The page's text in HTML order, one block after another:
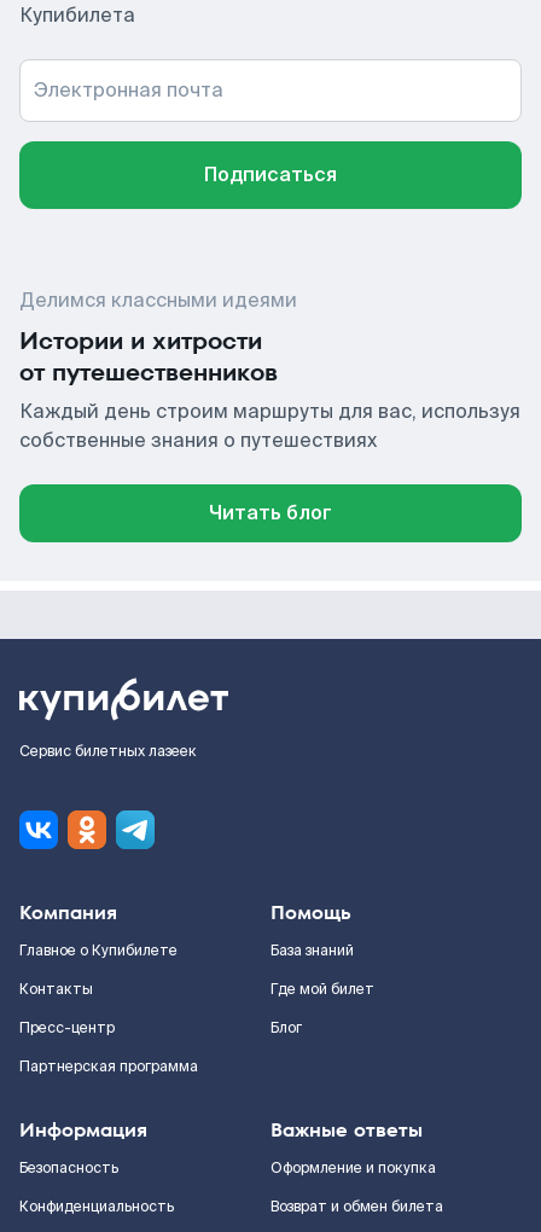
Купибилета
Электронная почта
Подписаться
Делимся классными идеями
Истории и хитрости
от путешественников
Каждый день строим маршруты для вас, используя
собственные знания о путешествиях
Читать блог
Сервис билетных лазеек
Компания
Главное о Купибилете
Контакты
Пресс-центр
Партнерская программа
Помощь
База знаний
Где мой билет
Блог
Информация
Безопасность
Конфиденциальность
Важные ответы
Оформление и покупка
Возврат и обмен билета